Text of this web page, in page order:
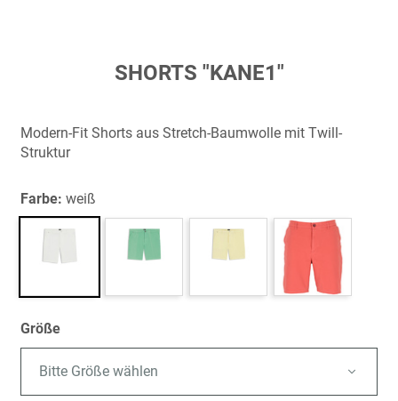
springen
SHORTS "KANE1"
Modern-Fit Shorts aus Stretch-Baumwolle mit Twill-
Struktur
Farbe: weiß
Größe
Bitte Größe wählen